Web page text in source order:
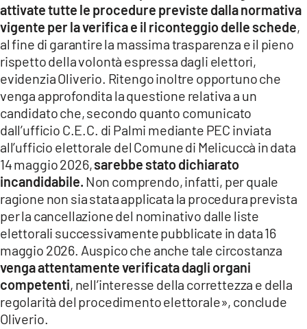
CATANZAROCHANNEL.IT
LACAPITALENEWS.IT
App
ANDROID
APPLE
attivate tutte le procedure previste dalla normativa
vigente per la verifica e il riconteggio delle schede,
al fine di garantire la massima trasparenza e il pieno
rispetto della volontà espressa dagli elettori,
evidenzia Oliverio. Ritengo inoltre opportuno che
venga approfondita la questione relativa a un
candidato che, secondo quanto comunicato
dall’ufficio C.E.C. di Palmi mediante PEC inviata
all’ufficio elettorale del Comune di Melicuccà in data
14 maggio 2026,sarebbe stato dichiarato
incandidabile. Non comprendo, infatti, per quale
ragione non sia stata applicata la procedura prevista
per la cancellazione del nominativo dalle liste
elettorali successivamente pubblicate in data 16
maggio 2026. Auspico che anche tale circostanza
venga attentamente verificata dagli organi
competenti, nell’interesse della correttezza e della
regolarità del procedimento elettorale», conclude
Oliverio.